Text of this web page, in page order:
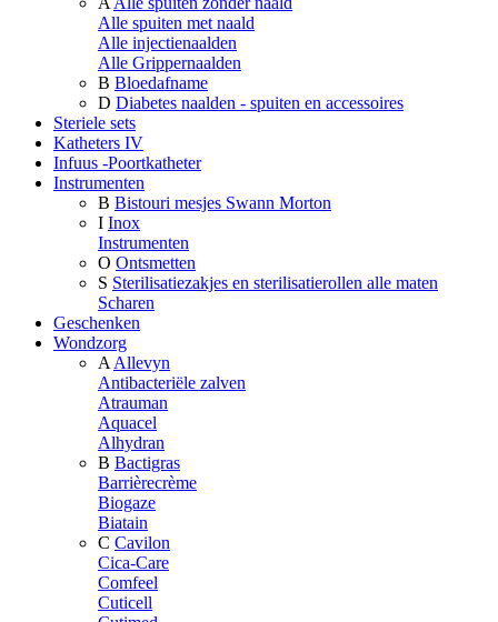
Alle spuiten met naald
Alle injectienaalden
Alle Grippernaalden
B Bloedafname
D Diabetes naalden - spuiten en accessoires
Steriele sets
Katheters IV
Infuus -Poortkatheter
Instrumenten
B Bistouri mesjes Swann Morton
I Inox
Instrumenten
O Ontsmetten
S Sterilisatiezakjes en sterilisatierollen alle maten
Scharen
Geschenken
Wondzorg
A Allevyn
Antibacteriële zalven
Atrauman
Aquacel
Alhydran
B Bactigras
Barrièrecrème
Biogaze
Biatain
C Cavilon
Cica-Care
Comfeel
Cuticell